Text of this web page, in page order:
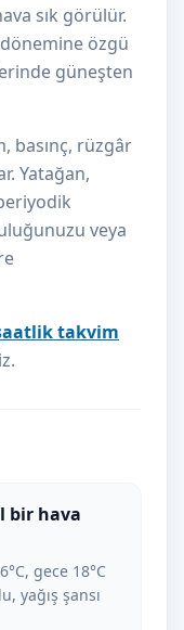
sık görülür.
özgü
güneşten
basınç, rüzgâr
Yatağan,
veya
takvim
bir hava
gece 18°C
yağış şansı